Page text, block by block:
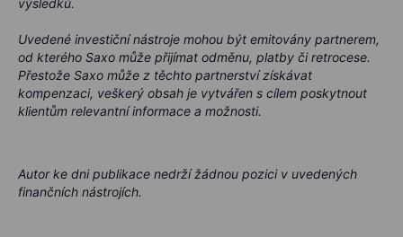
výsledků.
Uvedené investiční nástroje mohou být emitovány partnerem,
od kterého Saxo může přijímat odměnu, platby či retrocese.
Přestože Saxo může z těchto partnerství získávat
kompenzaci, veškerý obsah je vytvářen s cílem poskytnout
klientům relevantní informace a možnosti.
Autor ke dni publikace nedrží žádnou pozici v uvedených
finančních nástrojích.